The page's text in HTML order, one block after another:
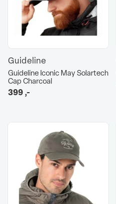
Guideline
Guideline Iconic May Solartech
Cap Charcoal
399,-